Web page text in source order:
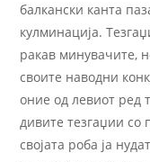
балкански канта
кулминација.
ракав минувачите,
своите наводни
оние од левиот ред
дивите тезгаџии со
својата роба ја